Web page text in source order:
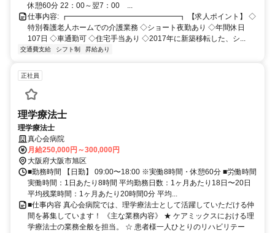
休憩60分 22：00～翌7：00 ...
仕事内容: ┏━━━━━━━━━━━━━━━┓ 【求人ポイント】 ◇
特別養護老人ホームでの介護業務 ◇ショート夜勤あり ◇年間休日
107日 ◇車通勤可 ◇住宅手当あり ◇2017年に新築移転した、シ...
交通費支給 シフト制 昇給あり
正社員
理学療法士
理学療法士
真心会病院
月給250,000円～300,000円
大阪府大阪市旭区
■勤務時間 【日勤】 09:00〜18:00 ※実働8時間・休憩60分 ■労働時間
実働時間：1日あたり8時間 平均勤務日数：1ヶ月あたり18日〜20日
平均残業時間：1ヶ月あたり20時間0分 平均...
■仕事内容 真心会病院では、理学療法士として活躍していただける仲
間を募集しています！ 《主な業務内容》 ★ ケアミックスにおける理
学療法士の業務全般を担当。 ☆ 患者様一人ひとりのリハビリテー